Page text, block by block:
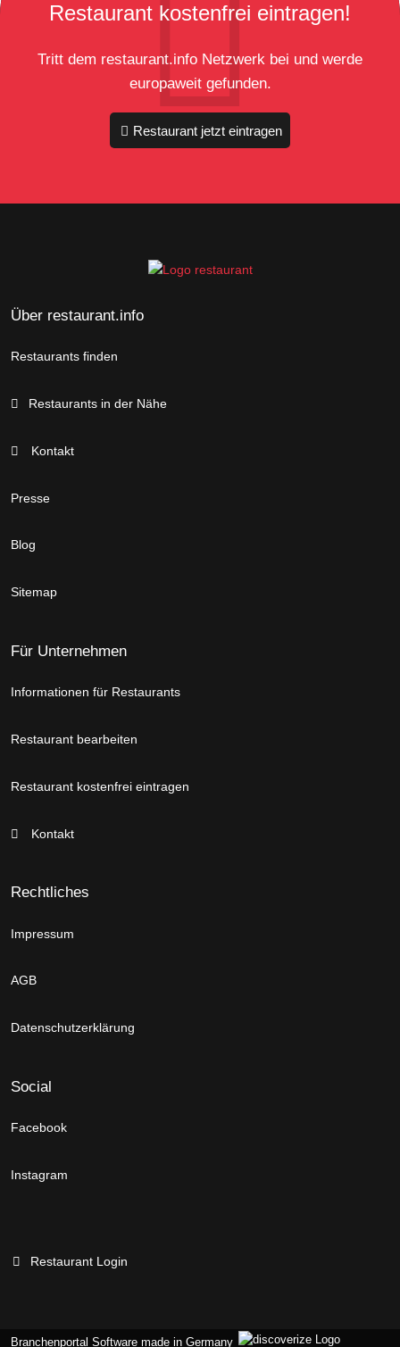
Restaurant kostenfrei eintragen!
Tritt dem restaurant.info Netzwerk bei und werde
europaweit gefunden.
Restaurant jetzt eintragen
Über restaurant.info
Restaurants finden
Restaurants in der Nähe
Kontakt
Presse
Blog
Sitemap
Für Unternehmen
Informationen für Restaurants
Restaurant bearbeiten
Restaurant kostenfrei eintragen
Kontakt
Rechtliches
Impressum
AGB
Datenschutzerklärung
Social
Facebook
Instagram
Restaurant Login
Branchenportal Software made in Germany